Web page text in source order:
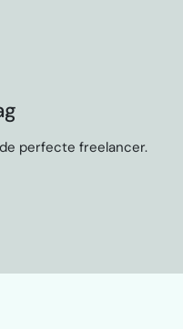
perfecte freelancer.